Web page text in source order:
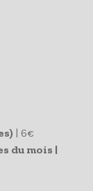
| 6€
du mois |